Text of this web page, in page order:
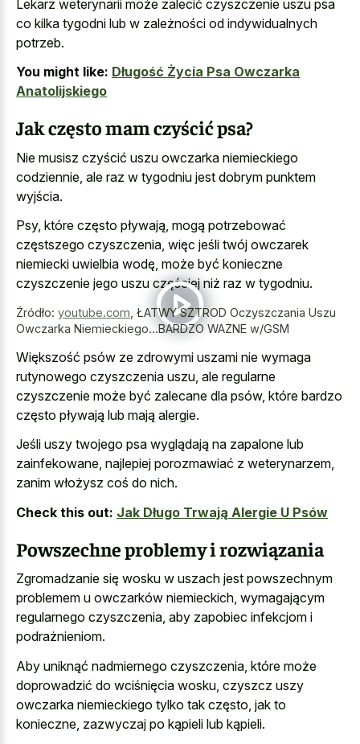
Lekarz weterynarii może zalecić czyszczenie uszu psa
co kilka tygodni lub w zależności od indywidualnych
potrzeb.
You might like: Długość Życia Psa Owczarka
Anatolijskiego
Jak często mam czyścić psa?
Nie musisz czyścić uszu owczarka niemieckiego
codziennie, ale raz w tygodniu jest dobrym punktem
wyjścia.
Psy, które często pływają, mogą potrzebować
częstszego czyszczenia, więc jeśli twój owczarek
niemiecki uwielbia wodę, może być konieczne
czyszczenie jego uszu częściej niż raz w tygodniu.
Źródło: youtube.com ŁATWY SZTROD Oczyszczania Uszu
Owczarka Niemieckiego...BARDZO WAŻNE w/GSM
Większość psów ze zdrowymi uszami nie wymaga
rutynowego czyszczenia uszu , ale regularne
czyszczenie może być zalecane dla psów, które bardzo
często pływają lub mają alergie.
Jeśli uszy twojego psa wyglądają na zapalone lub
zainfekowane, najlepiej porozmawiać z weterynarzem,
zanim włożysz coś do nich.
Check this out: Jak Długo Trwają Alergie U Psów
Powszechne problemy i rozwiązania
Zgromadzanie się wosku w uszach jest powszechnym
problemem u owczarków niemieckich, wymagającym
regularnego czyszczenia, aby zapobiec infekcjom i
podrażnieniom.
Aby uniknąć nadmiernego czyszczenia, które może
doprowadzić do wciśnięcia wosku, czyszcz uszy
owczarka niemieckiego tylko tak często, jak to
konieczne, zazwyczaj po kąpieli lub kąpieli.